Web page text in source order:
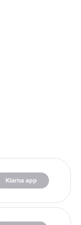
Klarna app